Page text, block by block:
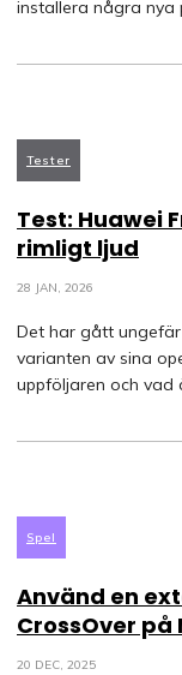
installera några nya
Tester
Test: Huawei
rimligt ljud
28 JAN, 2026
Det har gått
varianten av sina
uppföljaren och vad
Spel
Använd en
CrossOver på
20 DEC, 2025